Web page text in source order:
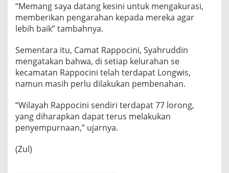
“Memang saya datang kesini untuk mengakurasi,
memberikan pengarahan kepada mereka agar
lebih baik” tambahnya.
Sementara itu, Camat Rappocini, Syahruddin
mengatakan bahwa, di setiap kelurahan se
kecamatan Rappocini telah terdapat Longwis,
namun masih perlu dilakukan pembenahan.
“Wilayah Rappocini sendiri terdapat 77 lorong,
yang diharapkan dapat terus melakukan
penyempurnaan,” ujarnya.
(Zul)